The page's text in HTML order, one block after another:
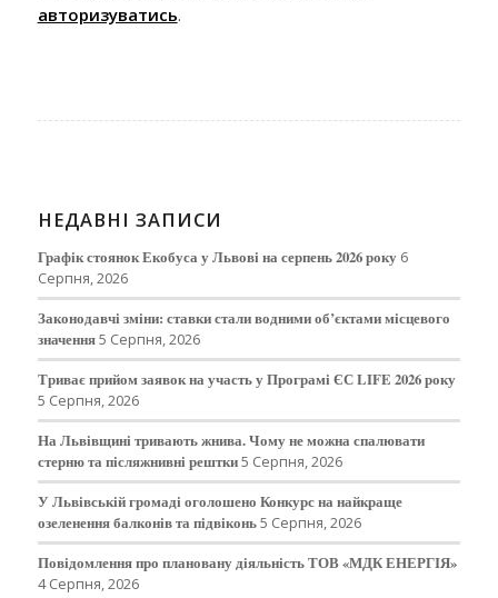
авторизуватись.
НЕДАВНІ ЗАПИСИ
Графік стоянок Екобуса у Львові на серпень 2026 року 6
Серпня, 2026
Законодавчі зміни: ставки стали водними об’єктами місцевого
значення5 Серпня, 2026
Триває прийом заявок на участь у Програмі ЄС LIFE 2026 року
5 Серпня, 2026
На Львівщині тривають жнива. Чому не можна спалювати
стерню та післяжнивні рештки5 Серпня, 2026
У Львівській громаді оголошено Конкурс на найкраще
озеленення балконів та підвіконь5 Серпня, 2026
Повідомлення про плановану діяльність ТОВ «МДК ЕНЕРГІЯ»
4 Серпня, 2026